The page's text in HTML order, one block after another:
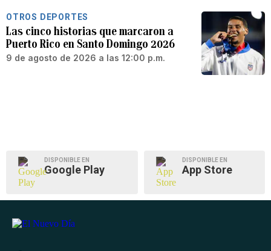
OTROS DEPORTES
Las cinco historias que marcaron a
Puerto Rico en Santo Domingo 2026
9 de agosto de 2026 a las 12:00 p.m.
DISPONIBLE EN
Google Play
DISPONIBLE EN
App Store